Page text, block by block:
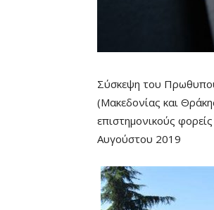
Σύσκεψη του
(Μακεδονίας και
επιστημονικούς
Αυγούστου 2019